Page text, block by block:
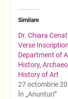
Similare
Dr. Chiara
Verse
Department of
History,
History of Art
27 octombrie
În „Anunturi”